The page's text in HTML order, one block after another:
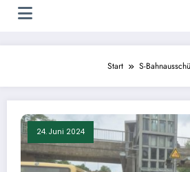
Start S-
24. Juni 2024